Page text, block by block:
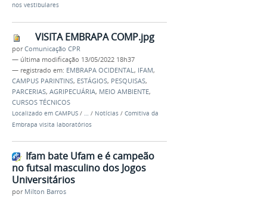
nos vestibulares
VISITA EMBRAPA COMP.jpg
porComunicação CPR
— última modificação 13/05/2022 18h37
— registrado em: EMBRAPA OCIDENTAL , IFAM,
CAMPUS PARINTINS, ESTÁGIOS, PESQUISAS,
PARCERIAS, AGRIPECUÁRIA, MEIO AMBIENTE,
CURSOS TÉCNICOS
Localizado em CAMPUS / / Notícias / Comitiva da
Embrapa visita laboratórios
Ifam bate Ufam e é campeão
no futsal masculino dos Jogos
Universitários
por Milton Barros